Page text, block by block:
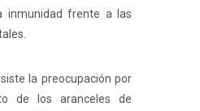
inmunidad frente a las
la preocupación por
de los aranceles de